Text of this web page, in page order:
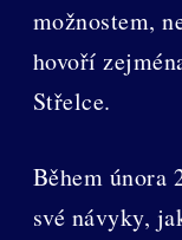
možnostem,
hovoří
Střelce.
Během února
své návyky,